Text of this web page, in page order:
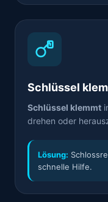
Schlüssel
Schlüssel klemmt
drehen oder
Lösung:
schnelle Hilfe.